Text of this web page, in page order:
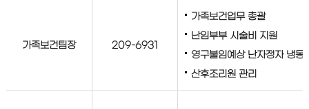
가족보건팀장 209-6931
가족보건업무 총괄
난임부부 시술비 지원
영구불임예상 난자정자 냉동
산후조리원 관리